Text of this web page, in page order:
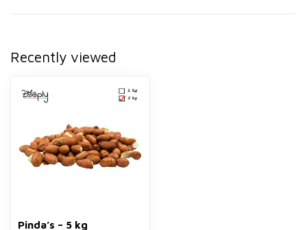
Recently viewed
Pinda’s – 5 kg